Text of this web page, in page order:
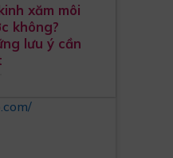
xăm môi
không?
lưu ý cần